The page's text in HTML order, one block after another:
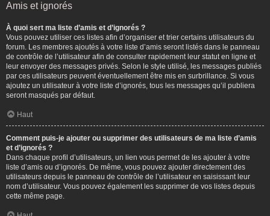
Amis et ignorés
À quoi sert ma liste d’amis et d’ignorés ?
Vous pouvez utiliser ces listes afin d’organiser et trier certains utilisateurs du
forum. Les membres ajoutés à votre liste d’amis seront listés dans le panneau
de contrôle de l’utilisateur afin de consulter rapidement leur statut en ligne et
leur envoyer des messages privés. Selon le style utilisé, les messages publiés
par ces utilisateurs peuvent éventuellement être mis en surbrillance. Si vous
ajoutez un utilisateur à votre liste d’ignorés, tous les messages qu’il publiera
seront masqués par défaut.
Haut
Comment puis-je ajouter ou supprimer des utilisateurs de ma liste d’amis
et d’ignorés ?
Dans chaque profil d’utilisateurs, un lien vous permet de les ajouter à votre
liste d’amis ou d’ignorés. De même, vous pouvez ajouter directement des
utilisateurs depuis le panneau de contrôle de l’utilisateur en saisissant leur
nom d’utilisateur. Vous pouvez également les supprimer de vos listes depuis
cette même page.